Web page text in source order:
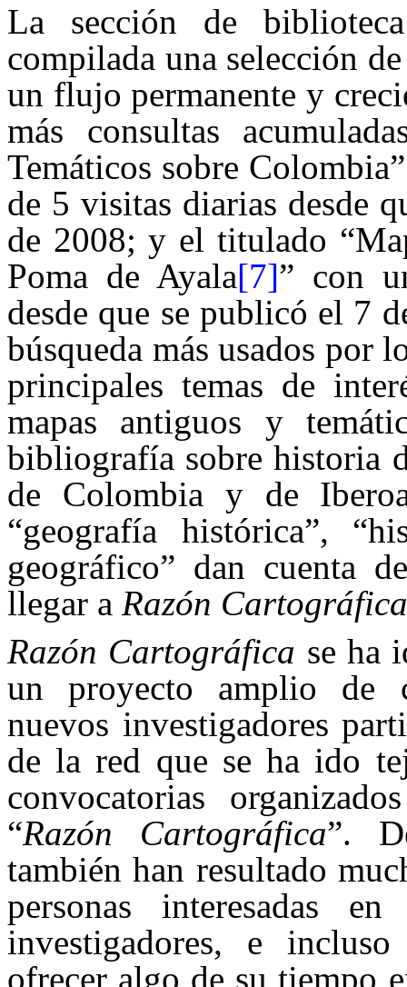
La sección de
compilada una selección
un flujo permanente y
más consultas
Temáticos sobre Colombia”
de 5 visitas diarias desde
de 2008; y el titulado
Poma de Ayala[7]” con
desde que se publicó el 7
búsqueda más usados por
principales temas de
mapas antiguos y
bibliografía sobre historia
de Colombia y de
“geografía histórica”,
geográfico” dan cuenta
llegar a Razón Cartográfica
Razón Cartográfica se ha
un proyecto amplio de
nuevos investigadores
de la red que se ha ido
convocatorias
“Razón Cartográfica”.
también han resultado
personas interesadas
investigadores, e
ofrecer algo de su tiempo